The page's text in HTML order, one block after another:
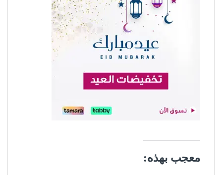
معجب بهذه: